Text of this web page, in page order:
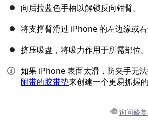
向后拉蓝色手柄以解锁反向钳臂。
将支撑臂滑过 iPhone 的左边缘或右
挤压吸盘，将吸力作用于所需部位。
如果 iPhone 表面太滑，防夹手无
附带的胶带垫来创建一个更易抓握的
询问修